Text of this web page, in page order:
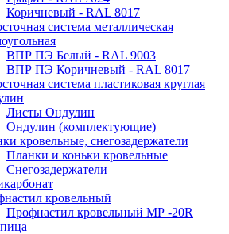
Коричневый - RAL 8017
система металлическая
ВПР ПЭ Белый - RAL 9003
ВПР ПЭ Коричневый - RAL 8017
система пластиковая круглая
Листы Ондулин
Ондулин (комплектующие)
кровельные, снегозадержатели
Планки и коньки кровельные
Снегозадержатели
кровельный
Профнастил кровельный МР -20R